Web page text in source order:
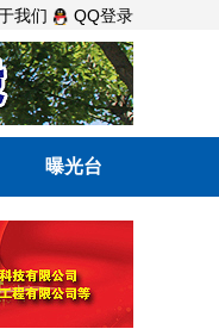
我们 QQ登录
曝光台